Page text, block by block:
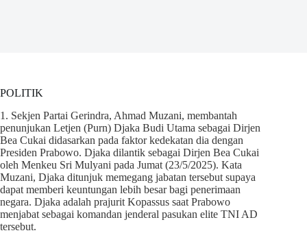
POLITIK
1. Sekjen Partai Gerindra, Ahmad Muzani, membantah
penunjukan Letjen (Purn) Djaka Budi Utama sebagai Dirjen
Bea Cukai didasarkan pada faktor kedekatan dia dengan
Presiden Prabowo. Djaka dilantik sebagai Dirjen Bea Cukai
oleh Menkeu Sri Mulyani pada Jumat (23/5/2025). Kata
Muzani, Djaka ditunjuk memegang jabatan tersebut supaya
dapat memberi keuntungan lebih besar bagi penerimaan
negara. Djaka adalah prajurit Kopassus saat Prabowo
menjabat sebagai komandan jenderal pasukan elite TNI AD
tersebut.